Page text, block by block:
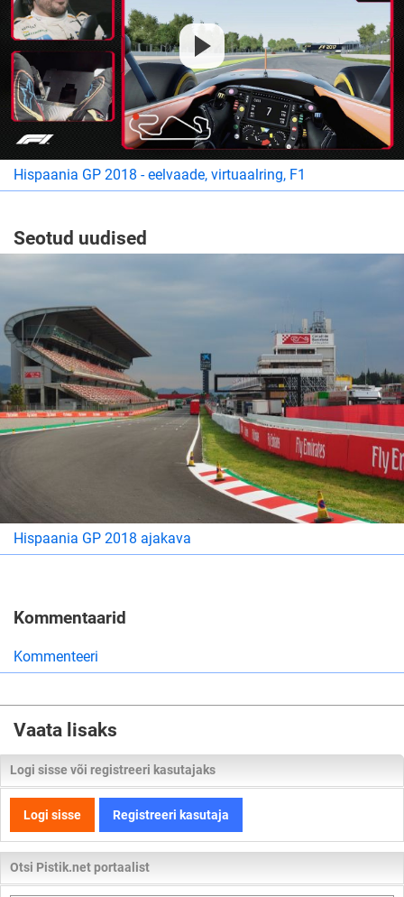
Hispaania GP 2018 - eelvaade, virtuaalring, F1
Seotud uudised
Hispaania GP 2018 ajakava
Kommentaarid
Kommenteeri
Vaata lisaks
Logi sisse või registreeri kasutajaks
Logi sisse Registreeri kasutaja
Otsi Pistik.net portaalist